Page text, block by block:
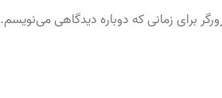
برای زمانی که دوباره دیدگاهی می‌نویسم.